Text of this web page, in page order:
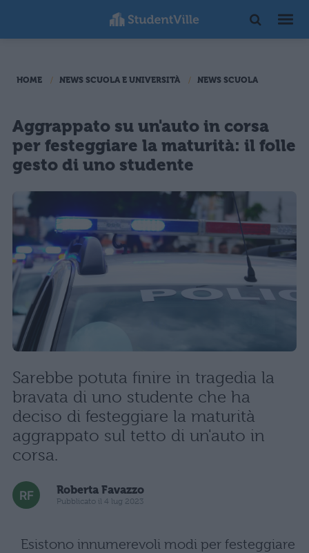
HOME NEWS SCUOLA E UNIVERSITÀ NEWS SCUOLA
Aggrappato su un'auto in corsa
per festeggiare la maturità: il folle
gesto di uno studente
Sarebbe potuta finire in tragedia la
bravata di uno studente che ha
deciso di festeggiare la maturità
aggrappato sul tetto di un'auto in
corsa.
Roberta Favazzo
Pubblicato il 4 lug 2023
Esistono innumerevoli modi per festeggiare